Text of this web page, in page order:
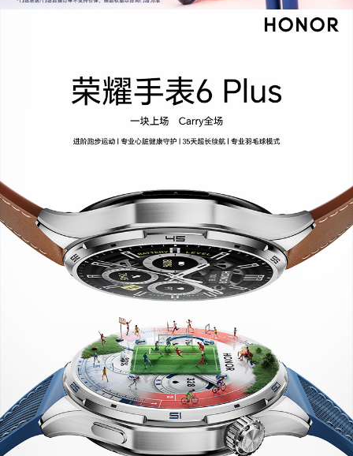
法的不同可能有所差异，请以实物为准。)
圆形
表圈：316L不锈钢
前壳：铝合金
软件名称 荣耀终端智能手环控制软件V6.0
软件功能
支持蓝牙通话
支持多种运动模式的锻炼数据记录（户外跑步、户
外步行、户外骑行、室内跑步、登山、泳池游泳、
椭圆机、划船机、徒步、室内步行、越野跑、跳
绳、足球、羽毛球、滑雪、雪板滑雪、越野滑雪
等）
音乐控制
支持
软件升级
支持OTA软件升级
传输功能
通讯类型 蓝牙